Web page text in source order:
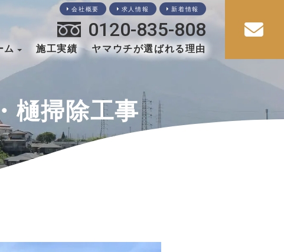
会社概要 求人情報 新着情報
0120-835-808
ム 施工実績 ヤマウチが選ばれる理由
樋掃除工事